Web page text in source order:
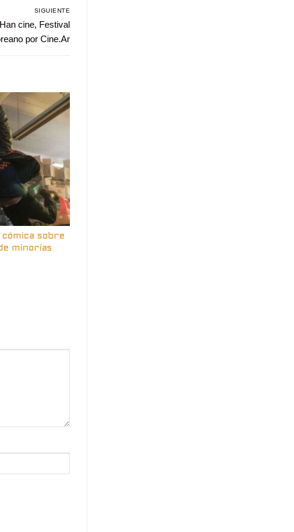
SIGUIENTE
cine, Festival
por Cine.Ar
sobre
minorías